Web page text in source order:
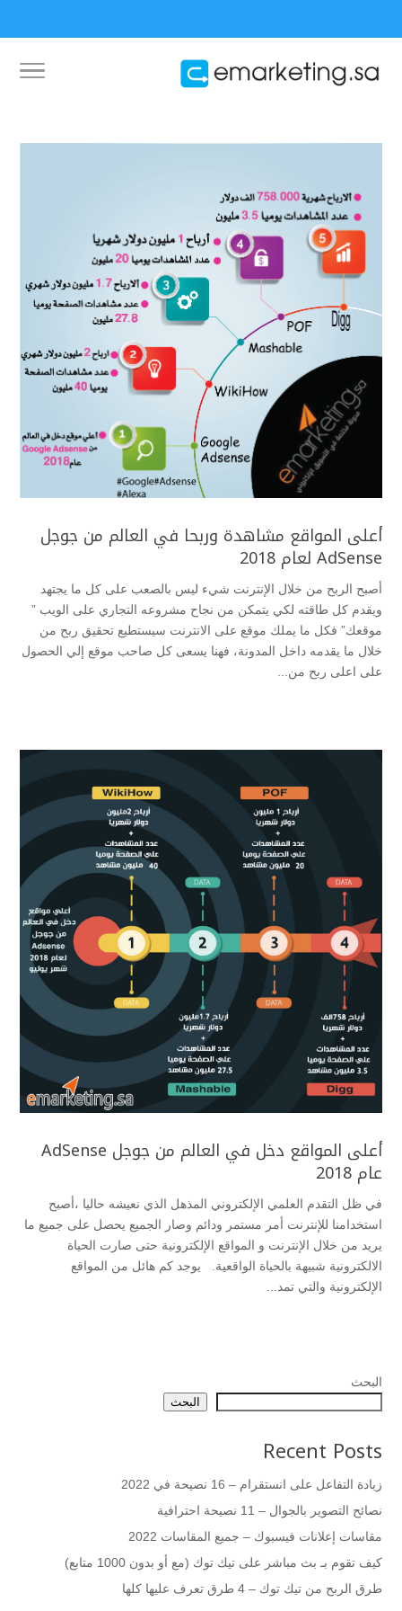
أعلى المواقع مشاهدة وربحا في العالم من جوجل
AdSense لعام 2018
أصبح الربح من خلال الإنترنت شيء ليس بالصعب على كل ما يجتهد
ويقدم كل طاقته لكي يتمكن من نجاح مشروعه التجاري على الويب ”
موقعك” فكل ما يملك موقع على الانترنت سيستطيع تحقيق ربح من
خلال ما يقدمه داخل المدونة، فهنا يسعى كل صاحب موقع إلي الحصول
على اعلى ربح من...
أعلى المواقع دخل في العالم من جوجل AdSense
عام 2018
في ظل التقدم العلمي الإلكتروني المذهل الذي نعيشه حاليا ،أصبح
استخدامنا للإنترنت أمر مستمر ودائم وصار الجميع يحصل على جميع ما
يريد من خلال الإنترنت و المواقع الإلكترونية حتى صارت الحياة
الالكترونية شبيهة بالحياة الواقعية. يوجد كم هائل من المواقع
الإلكترونية والتي تمد...
البحث
البحث
Recent Posts
زيادة التفاعل على انستقرام – 16 نصيحة في 2022
نصائح التصوير بالجوال – 11 نصيحة احترافية
مقاسات إعلانات فيسبوك – جميع المقاسات 2022
كيف تقوم بـ بث مباشر على تيك توك (مع أو بدون 1000 متابع)
طرق الربح من تيك توك – 4 طرق تعرف عليها كلها